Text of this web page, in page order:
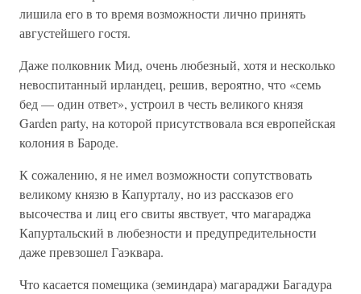
лишила его в то время возможности лично принять
августейшего гостя.
Даже полковник Мид, очень любезный, хотя и несколько
невоспитанный ирландец, решив, вероятно, что «семь
бед — один ответ», устроил в честь великого князя
Garden party, на которой присутствовала вся европейская
колония в Бароде.
К сожалению, я не имел возможности сопутствовать
великому князю в Капурталу, но из рассказов его
высочества и лиц его свиты явствует, что магараджа
Капуртальский в любезности и предупредительности
даже превзошел Гаэквара.
Что касается помещика (земиндара) магараджи Багадура